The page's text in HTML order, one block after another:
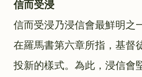
信而受浸
信而受浸乃浸信會最鮮明之
在羅馬書第六章所指，基督
投新的樣式。為此，浸信會